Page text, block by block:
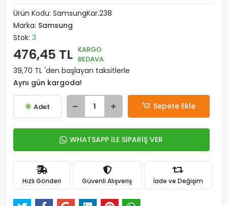
Ürün Kodu: SamsungKar.238
Marka: Samsung
Stok: 3
476,45 TL KARGO
BEDAVA
39,70 TL 'den başlayan taksitlerle
Aynı gün kargoda!
Adet Sepete Ekle
WHATSAPP İLE SİPARİŞ VER
Hızlı Gönderi Güvenli Alışveriş İade ve Değişim